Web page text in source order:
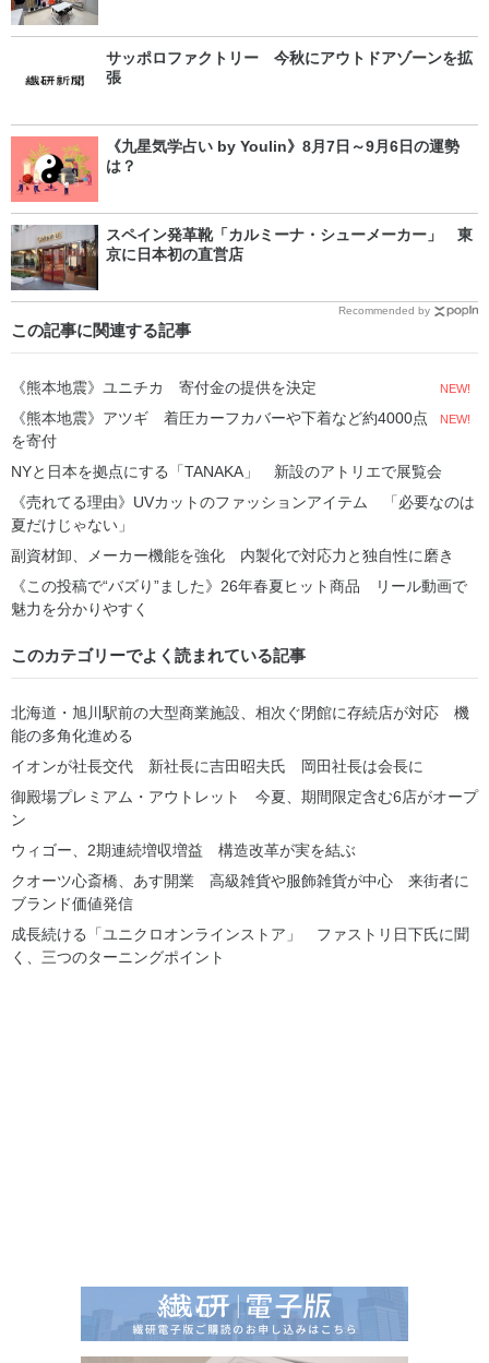
サッポロファクトリー 今秋にアウトドアゾーンを拡
張
《九星気学占い by Youlin》8月7日～9月6日の運勢
は？
スペイン発革靴「カルミーナ・シューメーカー」 東
京に日本初の直営店
Recommended by
この記事に関連する記事
《熊本地震》ユニチカ 寄付金の提供を決定 NEW!
《熊本地震》アツギ 着圧カーフカバーや下着など約4000点
を寄付
NEW!
NYと日本を拠点にする「TANAKA」 新設のアトリエで展覧会
《売れてる理由》UVカットのファッションアイテム 「必要なのは
夏だけじゃない」
副資材卸、メーカー機能を強化 内製化で対応力と独自性に磨き
《この投稿で“バズり”ました》26年春夏ヒット商品 リール動画で
魅力を分かりやすく
このカテゴリーでよく読まれている記事
北海道・旭川駅前の大型商業施設、相次ぐ閉館に存続店が対応 機
能の多角化進める
イオンが社長交代 新社長に吉田昭夫氏 岡田社長は会長に
御殿場プレミアム・アウトレット 今夏、期間限定含む6店がオープ
ン
ウィゴー、2期連続増収増益 構造改革が実を結ぶ
クオーツ心斎橋、あす開業 高級雑貨や服飾雑貨が中心 来街者に
ブランド価値発信
成長続ける「ユニクロオンラインストア」 ファストリ日下氏に聞
く、三つのターニングポイント